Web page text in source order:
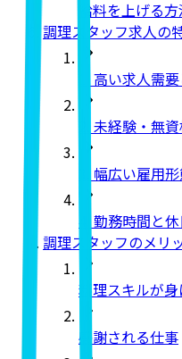
給料を上げる
調理スタッフ求人の
1. 高い求人需
2. 未経験・無
3. 幅広い雇用
4. 勤務時間と
調理スタッフのメリ
料理スキルが身
感謝される仕事